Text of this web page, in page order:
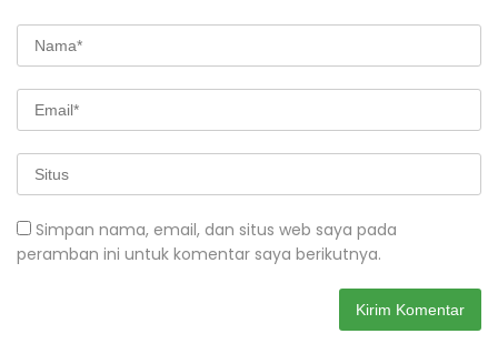
Simpan nama, email, dan situs web saya pada
peramban ini untuk komentar saya berikutnya.